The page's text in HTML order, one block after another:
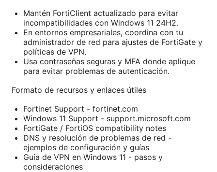
Mantén FortiClient actualizado para evitar
incompatibilidades con Windows 11 24H2.
En entornos empresariales, coordina con tu
administrador de red para ajustes de FortiGate y
políticas de VPN.
Usa contraseñas seguras y MFA donde aplique
para evitar problemas de autenticación.
Formato de recursos y enlaces útiles
Fortinet Support - fortinet.com
Windows 11 Support - support.microsoft.com
FortiGate / FortiOS compatibility notes
DNS y resolución de problemas de red -
ejemplos de configuración y guías
Guía de VPN en Windows 11 - pasos y
consideraciones